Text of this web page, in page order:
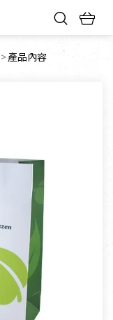
目前頁面：
產品內容